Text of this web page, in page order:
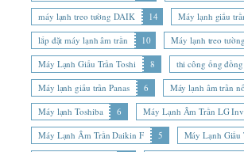
máy lạnh treo tường DAIK
14 Máy lạnh giấu
lắp đặt máy lạnh âm trần
10 Máy lạnh treo
Máy Lạnh Giấu Trần Toshi
8 thi công ống
Máy lạnh giấu trần Panas
6 Máy lạnh âm trần
Máy lạnh Toshiba
6 Máy Lạnh Âm Trần LG
Máy Lạnh Âm Trần Daikin F
5 Máy Lạnh Giấu